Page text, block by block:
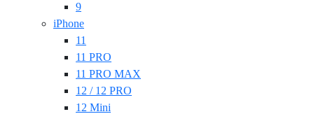
9
iPhone
11
11 PRO
11 PRO MAX
12 / 12 PRO
12 Mini